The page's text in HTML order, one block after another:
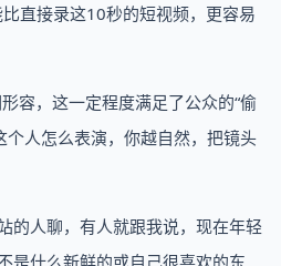
直接录这10秒的短视频，更容易
容，这一定程度满足了公众的“偷
个人怎么表演，你越自然，把镜头
的人聊，有人就跟我说，现在年轻
是什么新鲜的或自己很喜欢的东